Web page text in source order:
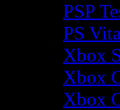
PSP
PS
Xbox
Xbox
Xbox